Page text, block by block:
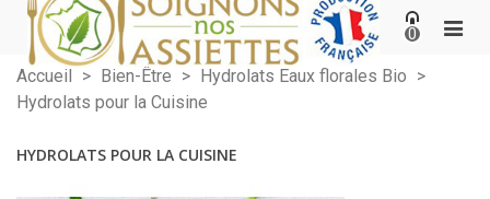
0
Accueil > Bien-Être > Hydrolats Eaux florales Bio >
Hydrolats pour la Cuisine
HYDROLATS POUR LA CUISINE